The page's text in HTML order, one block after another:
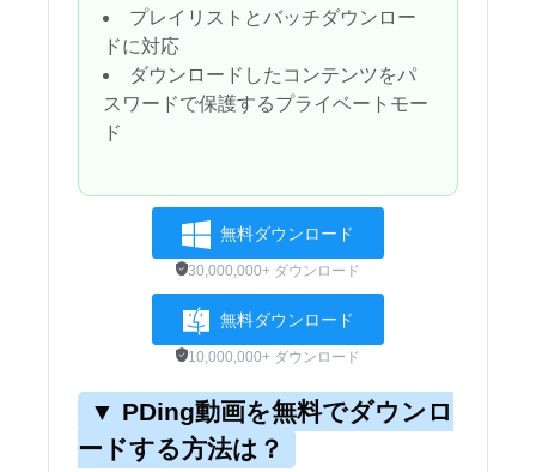
プレイリストとバッチダウンロー
ドに対応
ダウンロードしたコンテンツをパ
スワードで保護するプライベートモー
ド
無料ダウンロード
30,000,000+ ダウンロード
無料ダウンロード
10,000,000+ ダウンロード
▼ PDing動画を無料でダウンロ
ードする方法は？